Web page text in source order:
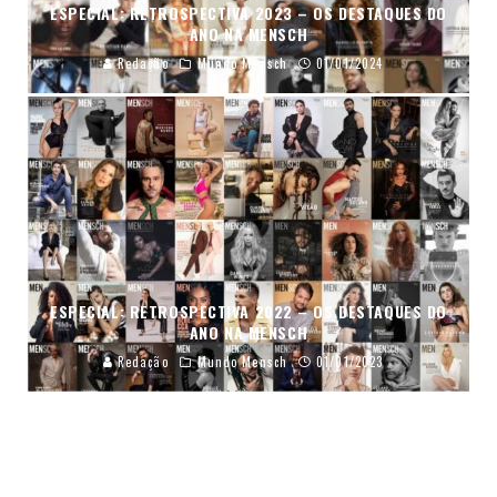
ESPECIAL: RETROSPECTIVA 2023 – OS DESTAQUES DO
ANO NA MENSCH
Redação Mundo Mensch 01/01/2024
ESPECIAL: RETROSPECTIVA 2022 – OS DESTAQUES DO
ANO NA MENSCH
Redação Mundo Mensch 01/01/2023